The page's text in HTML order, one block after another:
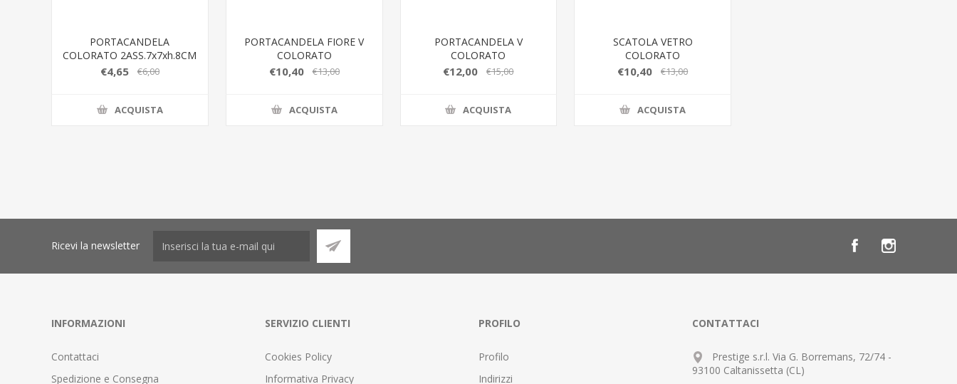
PORTACANDELA
COLORATO 2ASS.7x7xh.8CM
C/COLOR/BOX
€4,65 €6,00
ACQUISTA
PORTACANDELA FIORE V
COLORATO
2ASS.11x11xh.12CM
€10,40 €13,00
ACQUISTA
PORTACANDELA V
COLORATO
2ASS.9x9xh.17CM
€12,00 €15,00
ACQUISTA
SCATOLA VETRO
COLORATO
2ASS.9,5x9,5xh.10,5CM
€10,40 €13,00
ACQUISTA
Ricevi la newsletter
INFORMAZIONI
Contattaci
Spedizione e Consegna
SERVIZIO CLIENTI
Cookies Policy
Informativa Privacy
PROFILO
Profilo
Indirizzi
CONTATTACI
Prestige s.r.l. Via G. Borremans, 72/74 -
93100 Caltanissetta (CL)